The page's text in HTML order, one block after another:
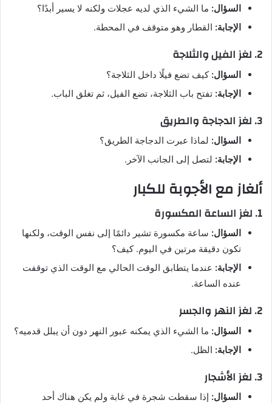
السؤال: ما الشيء الذي لديه عجلات ولكنه لا يسير أبدًا؟
الإجابة: القطار وهو متوقف في المحطة.
2. لغز الفيل والثلاجة
السؤال: كيف تضع فيلًا داخل الثلاجة؟
الإجابة: تفتح باب الثلاجة، تضع الفيل، ثم تغلق الباب.
3. لغز الدجاجة والطريق
السؤال: لماذا عبرت الدجاجة الطريق؟
الإجابة: لتصل إلى الجانب الآخر.
ألغاز مع الأجوبة للكبار
1. لغز الساعة المكسورة
السؤال: ساعة مكسورة تشير دائمًا إلى نفس الوقت، ولكنها
تكون دقيقة مرتين في اليوم. كيف؟
الإجابة: عندما يتطابق الوقت الحالي مع الوقت الذي توقفت
عنده الساعة.
2. لغز النهر والجسر
السؤال: ما الشيء الذي يمكنه عبور النهر دون أن يبلل قدميه؟
الإجابة: الظل.
3. لغز الأشجار
السؤال: إذا سقطت شجرة في غابة ولم يكن هناك أحد